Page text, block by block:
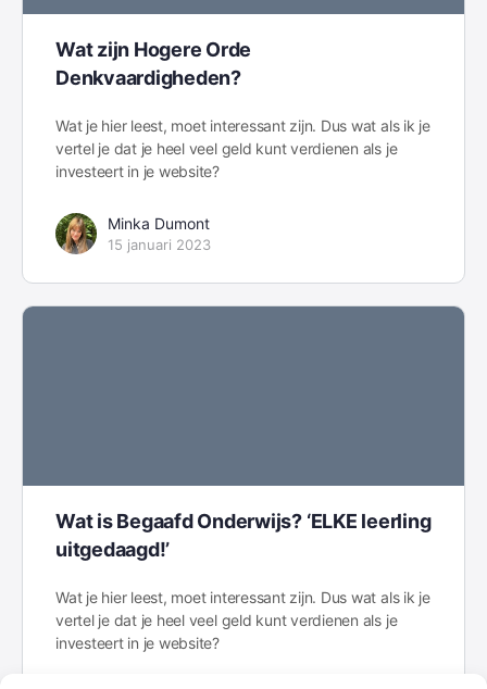
Wat zijn Hogere Orde
Denkvaardigheden?
Wat je hier leest, moet interessant zijn. Dus wat als ik je
vertel je dat je heel veel geld kunt verdienen als je
investeert in je website?
Minka Dumont
15 januari 2023
Wat is Begaafd Onderwijs? ‘ELKE leerling
uitgedaagd!’
Wat je hier leest, moet interessant zijn. Dus wat als ik je
vertel je dat je heel veel geld kunt verdienen als je
investeert in je website?